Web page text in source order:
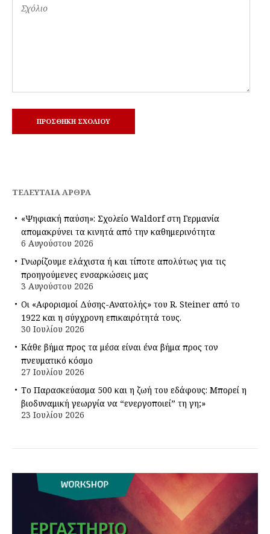
ΤΕΛΕΥΤΑΊΑ ΆΡΘΡΑ
«Ψηφιακή παύση»: Σχολείο Waldorf στη Γερμανία
απομακρύνει τα κινητά από την καθημερινότητα
6 Αυγούστου 2026
Γνωρίζουμε ελάχιστα ή και τίποτε απολύτως για τις
προηγούμενες ενσαρκώσεις μας
3 Αυγούστου 2026
Οι «Αφορισμοί Δύσης-Ανατολής» του R. Steiner από το
1922 και η σύγχρονη επικαιρότητά τους.
30 Ιουλίου 2026
Κάθε βήμα προς τα μέσα είναι ένα βήμα προς τον
πνευματικό κόσμο
27 Ιουλίου 2026
Το Παρασκεύασμα 500 και η ζωή του εδάφους: Μπορεί η
βιοδυναμική γεωργία να “ενεργοποιεί” τη γη;»
23 Ιουλίου 2026